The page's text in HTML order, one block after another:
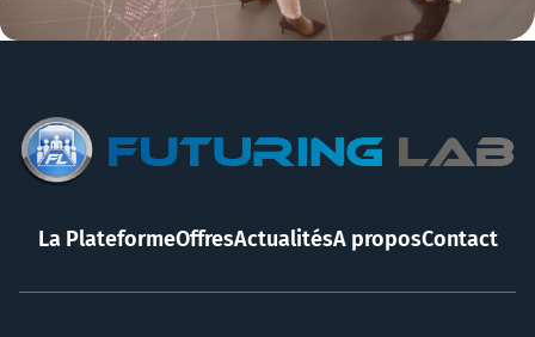
La PlateformeOffresActualitésA proposContact